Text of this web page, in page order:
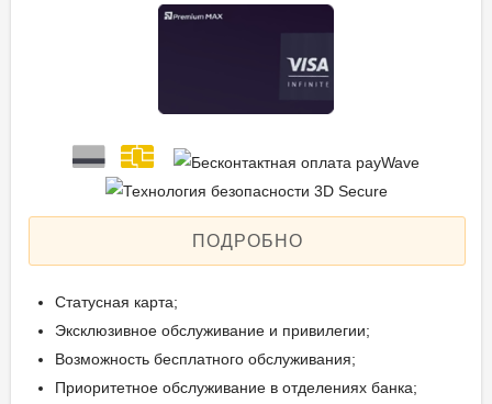
ПОДРОБНО
Статусная карта;
Эксклюзивное обслуживание и привилегии;
Возможность бесплатного обслуживания;
Приоритетное обслуживание в отделениях банка;